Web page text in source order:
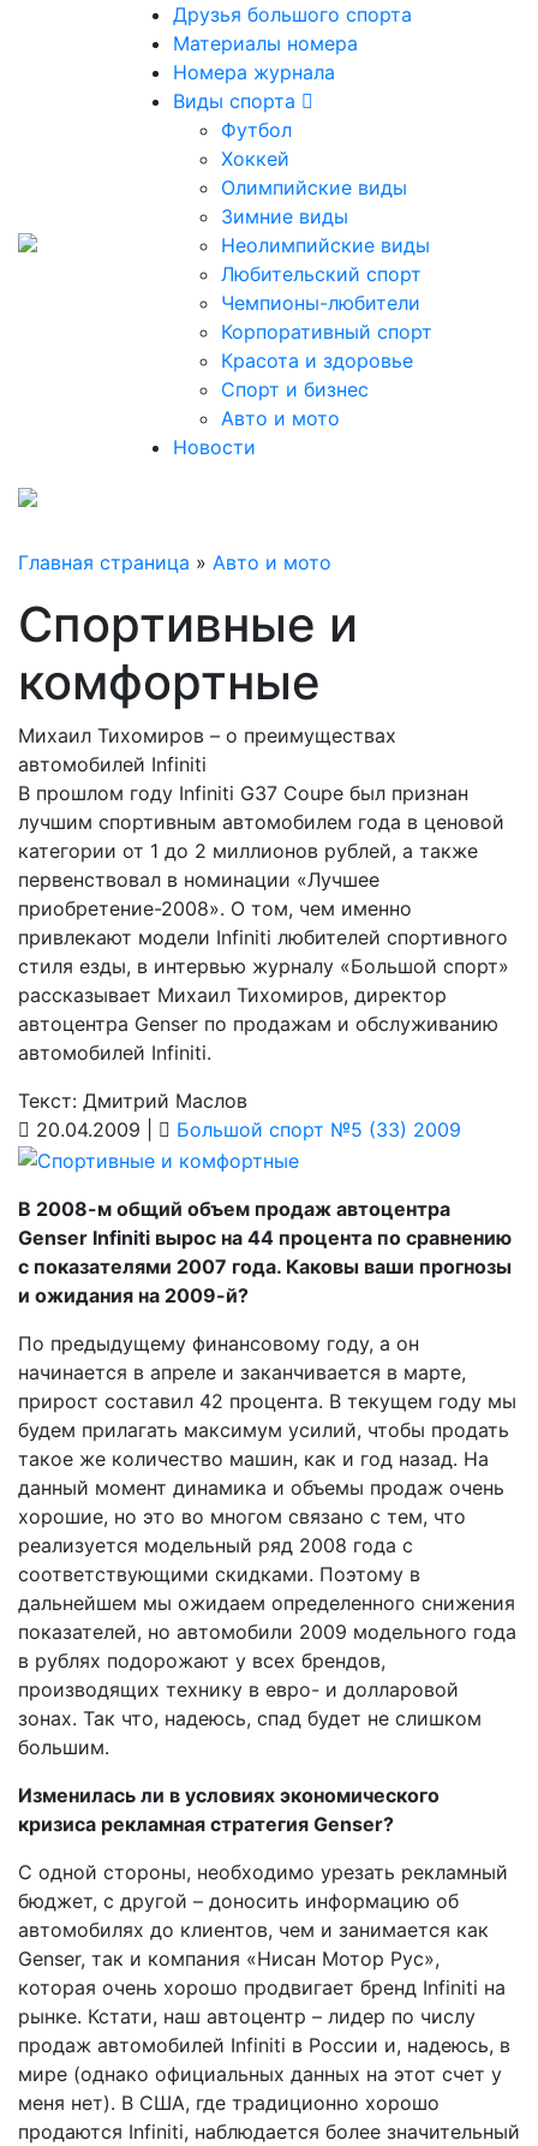
Друзья большого спорта
Материалы номера
Номера журнала
Виды спорта
Футбол
Хоккей
Олимпийские виды
Зимние виды
Неолимпийские виды
Любительский спорт
Чемпионы-любители
Корпоративный спорт
Красота и здоровье
Спорт и бизнес
Авто и мото
Новости
Главная страница » Авто и мото
Спортивные и
комфортные
Михаил Тихомиров – о преимуществах
автомобилей Infiniti
В прошлом году Infiniti G37 Coupe был признан
лучшим спортивным автомобилем года в ценовой
категории от 1 до 2 миллионов рублей, а также
первенствовал в номинации «Лучшее
приобретение-2008». О том, чем именно
привлекают модели Infiniti любителей спортивного
стиля езды, в интервью журналу «Большой спорт»
рассказывает Михаил Тихомиров, директор
автоцентра Genser по продажам и обслуживанию
автомобилей Infiniti.
Текст: Дмитрий Маслов
20.04.2009 |
Большой спорт №5 (33) 2009
В 2008-м общий объем продаж автоцентра
Genser Infiniti вырос на 44 процента по сравнению
с показателями 2007 года. Каковы ваши прогнозы
и ожидания на 2009-й?
По предыдущему финансовому году, а он
начинается в апреле и заканчивается в марте,
прирост составил 42 процента. В текущем году мы
будем прилагать максимум усилий, чтобы продать
такое же количество машин, как и год назад. На
данный момент динамика и объемы продаж очень
хорошие, но это во многом связано с тем, что
реализуется модельный ряд 2008 года с
соответствующими скидками. Поэтому в
дальнейшем мы ожидаем определенного снижения
показателей, но автомобили 2009 модельного года
в рублях подорожают у всех брендов,
производящих технику в евро- и долларовой
зонах. Так что, надеюсь, спад будет не слишком
большим.
Изменилась ли в условиях экономического
кризиса рекламная стратегия Genser?
С одной стороны, необходимо урезать рекламный
бюджет, с другой – доносить информацию об
автомобилях до клиентов, чем и занимается как
Genser, так и компания «Нисан Мотор Рус»,
которая очень хорошо продвигает бренд Infiniti на
рынке. Кстати, наш автоцентр – лидер по числу
продаж автомобилей Infiniti в России и, надеюсь, в
мире (однако официальных данных на этот счет у
меня нет). В США, где традиционно хорошо
продаются Infiniti, наблюдается более значительный